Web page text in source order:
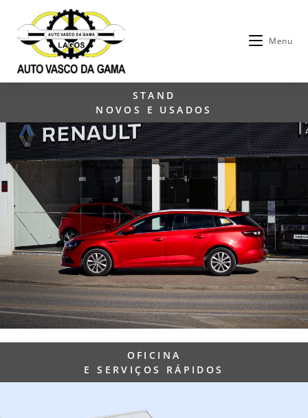
Menu
STAND
NOVOS E USADOS
OFICINA
E SERVIÇOS RÁPIDOS